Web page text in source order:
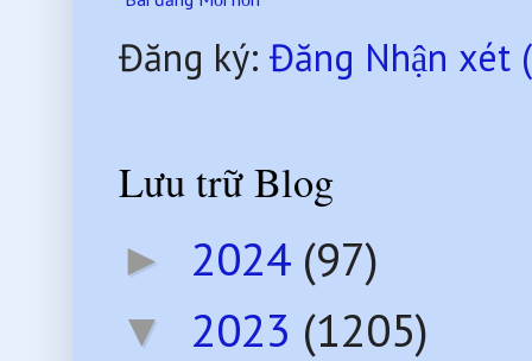
Đăng ký:Đăng Nhận xét
Lưu trữ Blog
► 2024 (97)
▼ 2023 (1205)